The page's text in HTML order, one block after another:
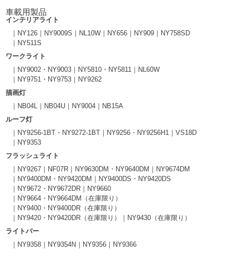
車載用製品
インテリアライト
NY126
NY9009S NL10W NY656 NY909
NY758SD
NY511S
ワークライト
NY9002・NY9003
NY5810・NY5811
NL60W
NY9751・NY9753
NY9262
描画灯
NB04L
NB04U NY9004
NB15A
ルーフ灯
NY9256-1BT・NY9272-1BT
NY9256・NY9256H1
VS18D
NY9353
フラッシュライト
NY9267
NF07R NY9630DM・NY9640DM
NY9674DM
NY9400DM・NY9420DM
NY9400DS・NY9420DS
NY9672・NY9672DR
NY9660
NY9664・NY9664DM（在庫限り）
NY9400・NY9400DR（在庫限り）
NY9420・NY9420DR（在庫限り）
NY9430（在庫限り）
ライトバー
NY9358
NY9354N NY9356 NY9366